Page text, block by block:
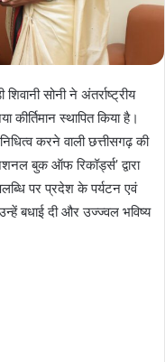
सोनी ने अंतर्राष्ट्रीय
स्थापित किया है।
करने वाली छत्तीसगढ़ की
बुक ऑफ रिकॉर्ड्स’ द्वारा
पर प्रदेश के पर्यटन एवं
बधाई दी और उज्ज्वल भविष्य